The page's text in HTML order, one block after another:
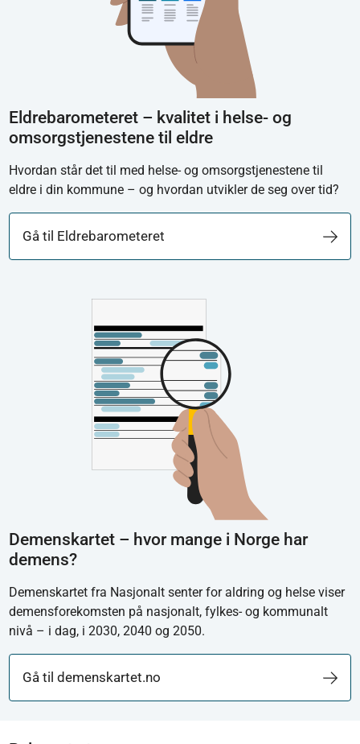
Eldrebarometeret – kvalitet i helse- og
omsorgstjenestene til eldre
Hvordan står det til med helse- og omsorgstjenestene til
eldre i din kommune – og hvordan utvikler de seg over tid?
Gå til Eldrebarometeret
Demenskartet – hvor mange i Norge har
demens?
Demenskartet fra Nasjonalt senter for aldring og helse viser
demensforekomsten på nasjonalt, fylkes- og kommunalt
nivå – i dag, i 2030, 2040 og 2050.
Gå til demenskartet.no